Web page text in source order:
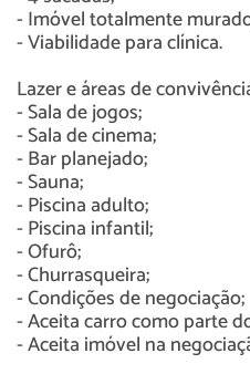
- Imóvel totalmente
- Viabilidade para clínica.
Lazer e áreas de
- Sala de jogos;
- Sala de cinema;
- Bar planejado;
- Sauna;
- Piscina adulto;
- Piscina infantil;
- Ofurô;
- Churrasqueira;
- Condições de negociação;
- Aceita carro como parte
- Aceita imóvel na